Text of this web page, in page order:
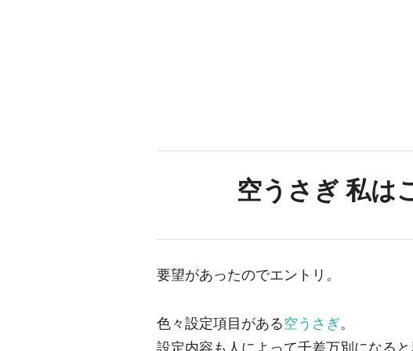
空うさぎ 私は
要望があったのでエントリ。
色々設定項目がある空うさぎ。
設定内容も人によって千差万別になる